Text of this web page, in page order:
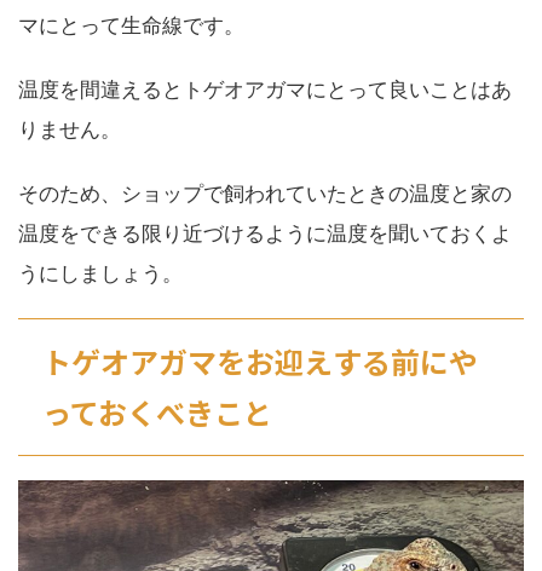
マにとって生命線です。
温度を間違えるとトゲオアガマにとって良いことはあ
りません。
そのため、ショップで飼われていたときの温度と家の
温度をできる限り近づけるように温度を聞いておくよ
うにしましょう。
トゲオアガマをお迎えする前にや
っておくべきこと